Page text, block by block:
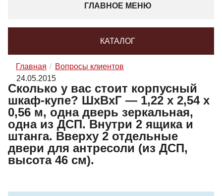
ГЛАВНОЕ МЕНЮ
КАТАЛОГ
Главная
Вопросы клиентов
24.05.2015
Сколько у вас стоит корпусный
шкаф-купе? ШхВхГ — 1,22 х 2,54 х
0,56 м, одна дверь зеркальная,
одна из ДСП. Внутри 2 ящика и
штанга. Вверху 2 отдельные
двери для антресоли (из ДСП,
высота 46 см).